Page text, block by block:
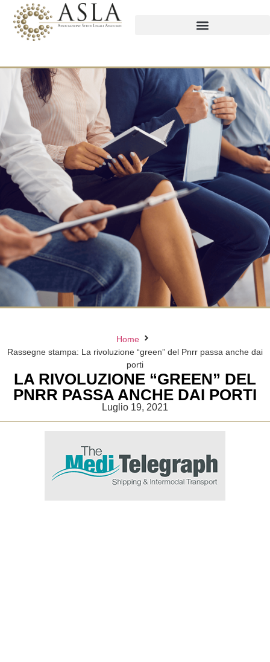
Home
Rassegne stampa: La rivoluzione “green” del Pnrr passa anche dai
porti
LA RIVOLUZIONE “GREEN” DEL
PNRR PASSA ANCHE DAI PORTI
Luglio 19, 2021